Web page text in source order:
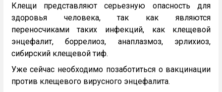
Клещи представляют серьезную опасность для
здоровья человека, так как являются
переносчиками таких инфекций, как клещевой
энцефалит, боррелиоз, анаплазмоз, эрлихиоз,
сибирский клещевой тиф.
Уже сейчас необходимо позаботиться о вакцинации
против клещевого вирусного энцефалита.